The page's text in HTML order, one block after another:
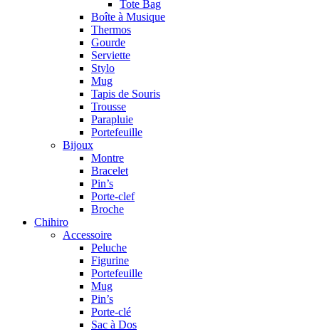
Tote Bag
Boîte à Musique
Thermos
Gourde
Serviette
Stylo
Mug
Tapis de Souris
Trousse
Parapluie
Portefeuille
Bijoux
Montre
Bracelet
Pin’s
Porte-clef
Broche
Chihiro
Accessoire
Peluche
Figurine
Portefeuille
Mug
Pin’s
Porte-clé
Sac à Dos